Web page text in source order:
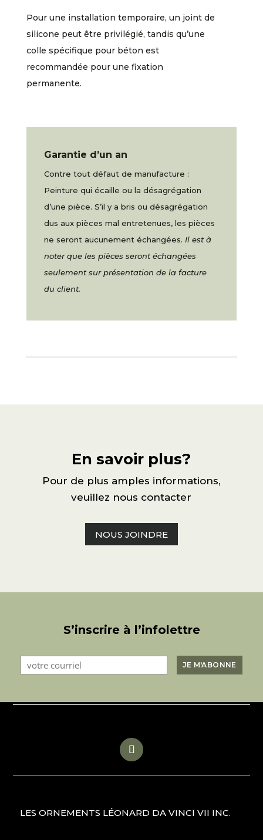
Pour une installation temporaire, un joint de
silicone peut être privilégié, tandis qu’une
colle spécifique pour béton est
recommandée pour une fixation
permanente.
Garantie d’un an
Contre tout défaut de manufacture :
Peinture qui écaille ou la désagrégation
d’une pièce. S’il y a bris ou désagrégation
dus aux pièces mal entretenues, les pièces
ne seront aucunement échangées. Il est à
noter que les pièces seront échangées
seulement sur présentation de la facture
du client.
En savoir plus?
Pour de plus amples informations,
veuillez nous contacter
NOUS JOINDRE
S’inscrire à l’infolettre
LES ORNEMENTS LÉONARD DA VINCI VII INC.